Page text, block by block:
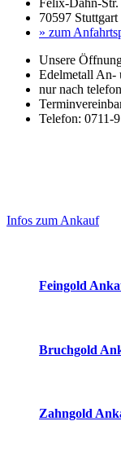
Felix-Dahn-Str.
70597 Stuttgart
» zum
Unsere
Edelmetall An-
nur nach
Telefon: 0711-
Sidebar
Infos zum Ankauf
Feingold
Bruchgold
Zahngold